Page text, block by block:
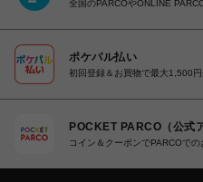
全国のPARCOやONLINE
ポケパル払い
初回登録＆お買物で最大1,500
POCKET PARCO（公式
コイン＆クーポンでPARCOで